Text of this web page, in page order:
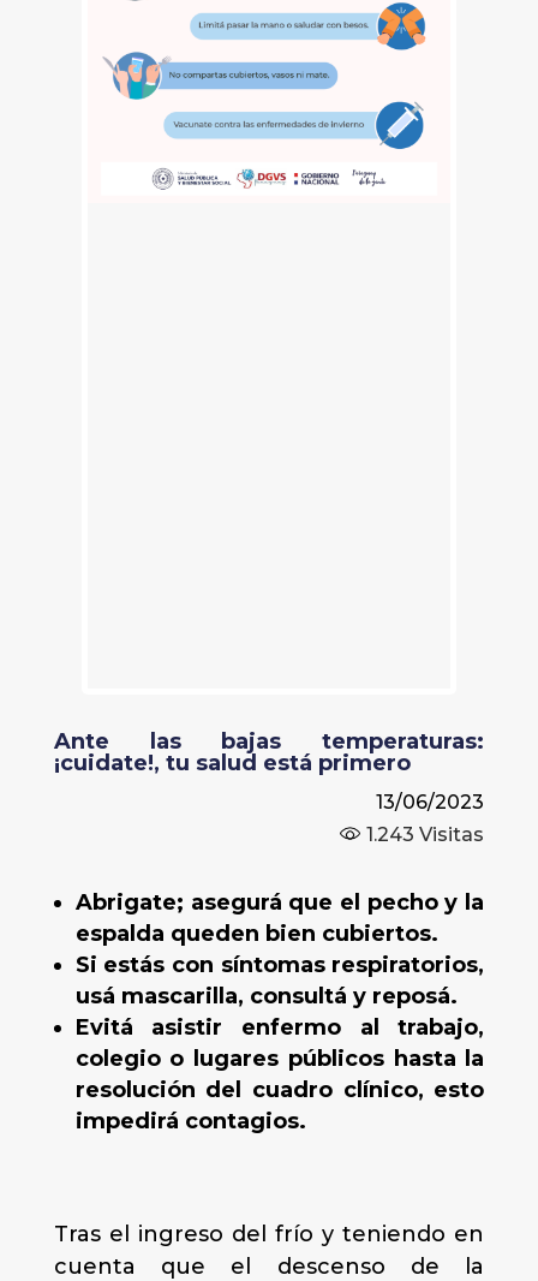
Ante las bajas temperaturas:
¡cuidate!, tu salud está primero
13/06/2023
1.243 Visitas
Abrigate; asegurá que el pecho y la
espalda queden bien cubiertos.
Si estás con síntomas respiratorios,
usá mascarilla, consultá y reposá.
Evitá asistir enfermo al trabajo,
colegio o lugares públicos hasta la
resolución del cuadro clínico, esto
impedirá contagios.
Tras el ingreso del frío y teniendo en
cuenta que el descenso de la